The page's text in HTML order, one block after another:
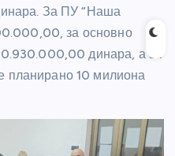
За ПУ “Наша
за основно
динара, а за
планирано 10 милиона